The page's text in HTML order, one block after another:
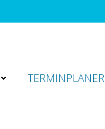
TERMINPLANER